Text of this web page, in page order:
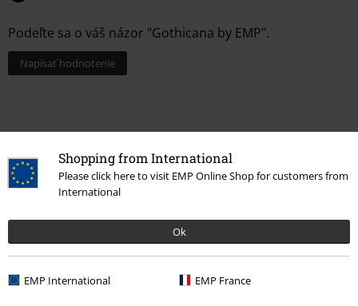
Shopping from International
Please click here to visit EMP Online Shop for customers from
International
Ok
EMP International EMP France
Podeľte sa o váš názor "Gothicana by EMP".
Napísať hodnotenie